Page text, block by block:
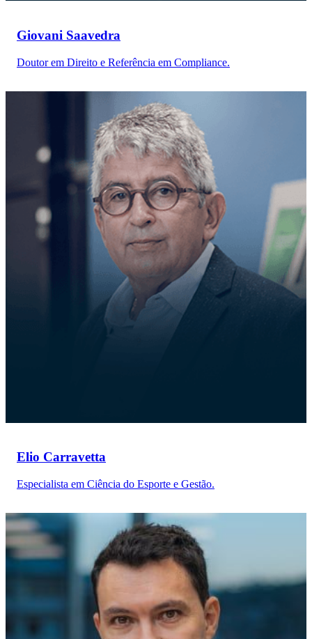
Giovani Saavedra
Doutor em Direito e Referência em Compliance.
Elio Carravetta
Especialista em Ciência do Esporte e Gestão.